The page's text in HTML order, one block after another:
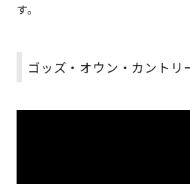
す。
ゴッズ・オウン・カントリ